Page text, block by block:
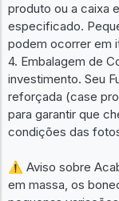
produto ou a caixa
especificado.
podem ocorrer em
4. Embalagem de
investimento. Seu
reforçada (case
para garantir que
condições das
⚠️ Aviso sobre
em massa, os